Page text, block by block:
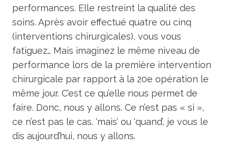
performances. Elle restreint la qualité des
soins. Après avoir effectué quatre ou cinq
(interventions chirurgicales), vous vous
fatiguez… Mais imaginez le même niveau de
performance lors de la première intervention
chirurgicale par rapport à la 20e opération le
même jour. C’est ce qu’elle nous permet de
faire. Donc, nous y allons. Ce n’est pas « si »,
ce n’est pas le cas. ‘mais’ ou ‘quand’, je vous le
dis aujourd’hui, nous y allons.